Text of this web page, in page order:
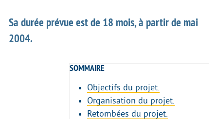
Sa durée prévue est de 18 mois, à partir de mai
2004.
SOMMAIRE
Objectifs du projet.
Organisation du projet.
Retombées du projet.